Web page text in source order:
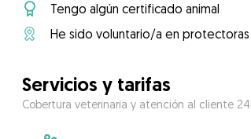
Tengo algún certificado animal
He sido voluntario/a en protectoras
Servicios y tarifas
Cobertura veterinaria y atención al cliente